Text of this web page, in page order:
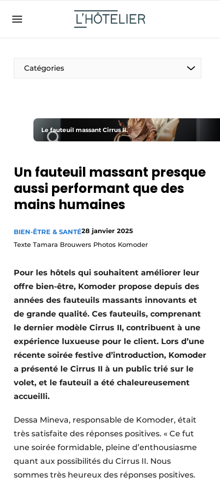
BE
EN
NL
EN
Catégories
Durable & Circulaire
Nettoyage & Entretien
Le fauteuil massant Cirrus II.
Un fauteuil massant presque
aussi performant que des
mains humaines
BIEN-ÊTRE & SANTÉ28 janvier 2025
Texte Tamara Brouwers Photos Komoder
Pour les hôtels qui souhaitent améliorer leur
offre bien-être, Komoder propose depuis des
années des fauteuils massants innovants et
de grande qualité. Ces fauteuils, comprenant
le dernier modèle Cirrus II, contribuent à une
expérience luxueuse pour le client. Lors d’une
récente soirée festive d’introduction, Komoder
a présenté le Cirrus II à un public trié sur le
volet, et le fauteuil a été chaleureusement
accueilli.
Dessa Mineva, responsable de Komoder, était
très satisfaite des réponses positives. « Ce fut
une soirée formidable, pleine d’enthousiasme
quant aux possibilités du Cirrus II. Nous
sommes très heureux des réponses positives.